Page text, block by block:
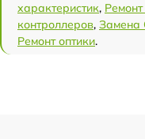
характеристик,
контроллеров, Замена
Ремонт оптики.